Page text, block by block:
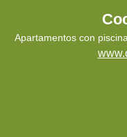
Apartamentos con